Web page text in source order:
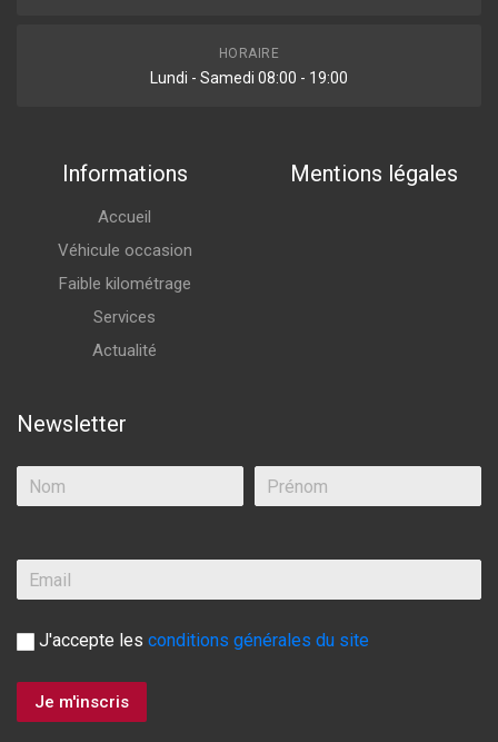
HORAIRE
Lundi - Samedi 08:00 - 19:00
Informations
Accueil
Véhicule occasion
Faible kilométrage
Services
Actualité
Mentions légales
Newsletter
J'accepte les conditions générales du site